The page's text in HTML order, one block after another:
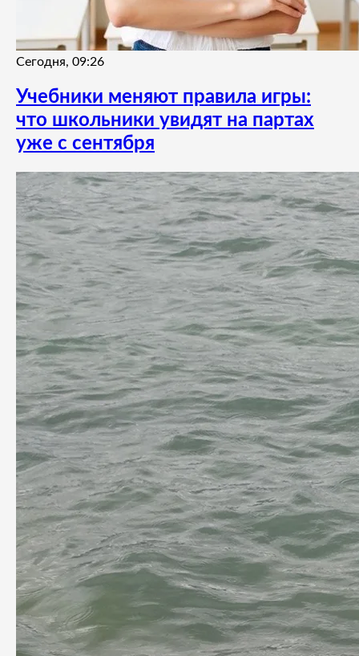
Сегодня, 09:26
Учебники меняют правила игры:
что школьники увидят на партах
уже с сентября